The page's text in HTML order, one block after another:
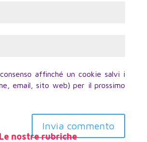
affinché un cookie salvi i
email, sito web) per il prossimo
Invia commento
Le nostre rubriche